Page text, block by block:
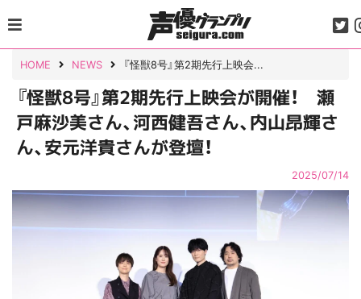
to
content
HOME NEWS 『怪獣8号』第2期先行上映会...
『怪獣8号』第2期先行上映会が開催！ 瀬
戸麻沙美さん、河西健吾さん、内山昂輝さ
ん、安元洋貴さんが登壇！
2025/07/14